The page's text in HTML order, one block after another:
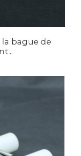
bague de